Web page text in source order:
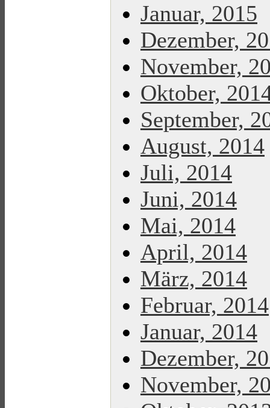
Januar, 2015
Dezember,
November,
Oktober,
September,
August, 2014
Juli, 2014
Juni, 2014
Mai, 2014
April, 2014
März, 2014
Februar, 2014
Januar, 2014
Dezember,
November,